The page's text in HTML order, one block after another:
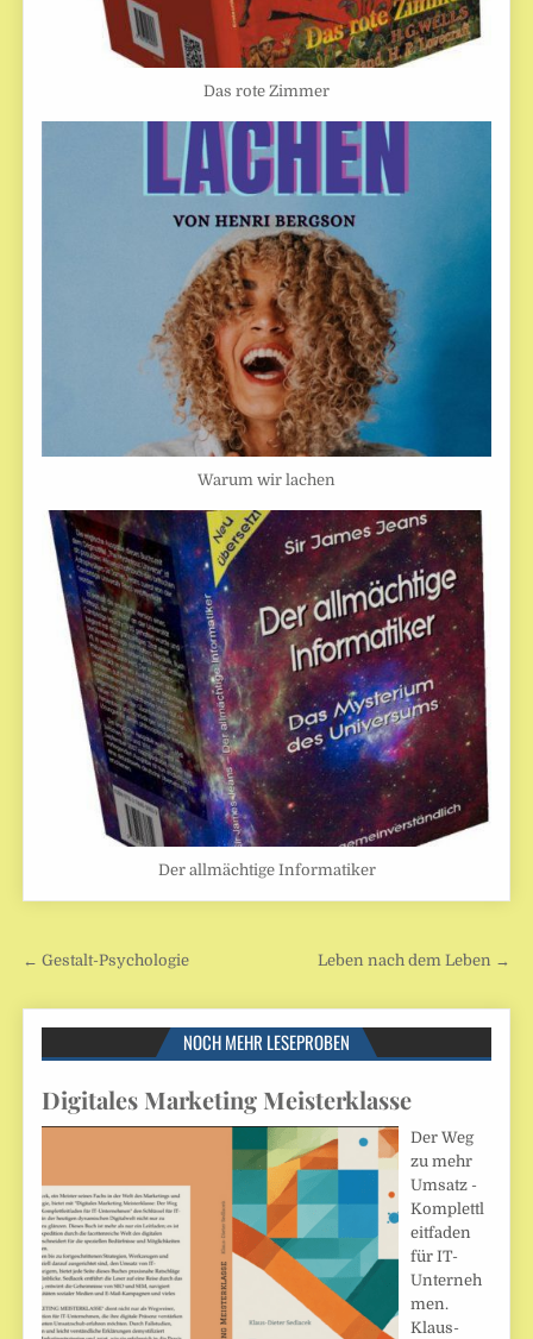
Das rote Zimmer
Warum wir lachen
Der allmächtige Informatiker
Beitragsnavigation
← Gestalt-Psychologie Leben nach dem Leben →
NOCH MEHR LESEPROBEN
Digitales Marketing Meisterklasse
Der Weg
zu mehr
Umsatz -
Komplettl
eitfaden
für IT-
Unterneh
men.
Klaus-